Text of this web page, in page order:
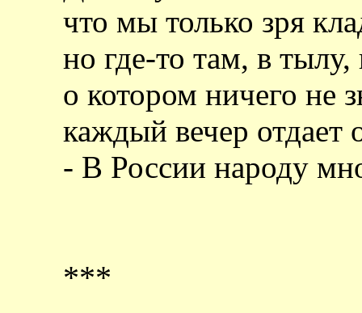
что мы только зря
но где-то там, в
о котором ничего не
каждый вечер отдает
- В России народу
***